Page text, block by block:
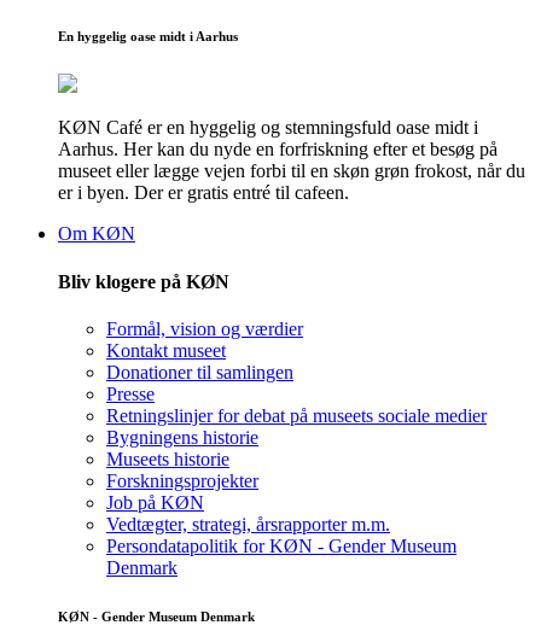
En hyggelig oase midt i Aarhus
KØN Café er en hyggelig og stemningsfuld oase midt i
Aarhus. Her kan du nyde en forfriskning efter et besøg på
museet eller lægge vejen forbi til en skøn grøn frokost, når du
er i byen. Der er gratis entré til cafeen.
Om KØN
Bliv klogere på KØN
Formål, vision og værdier
Kontakt museet
Donationer til samlingen
Presse
Retningslinjer for debat på museets sociale medier
Bygningens historie
Museets historie
Forskningsprojekter
Job på KØN
Vedtægter, strategi, årsrapporter m.m.
Persondatapolitik for KØN - Gender Museum
Denmark
KØN - Gender Museum Denmark